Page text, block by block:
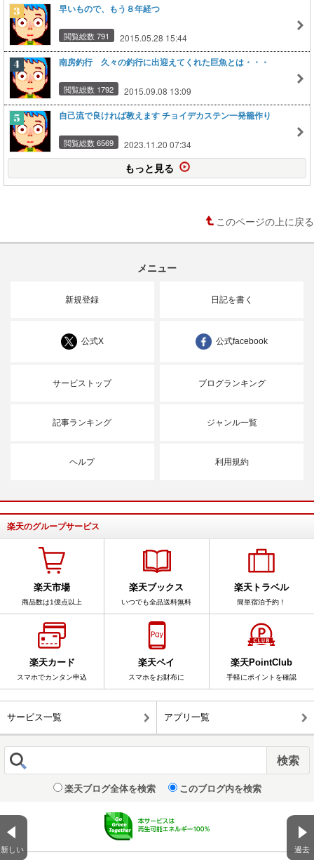
新しい 過去
早いもので、もう８年経つ
閲覧総数 791 2015.05.28 15:44
南房釣行 久々の釣行に出迎えてくれた巨魚とは・・・
閲覧総数 1792 2015.09.08 13:09
自己流で良ければ教えます チョイデカステン一発籠作り
閲覧総数 6569 2023.11.20 07:34
もっと見る
このページの上に戻る
メニュー
新規登録 日記を書く
公式X 公式facebook
サービストップ ブログランキング
記事ランキング ジャンル一覧
ヘルプ 利用規約
楽天のグループサービス
楽天市場
商品数は1億点以上
楽天ブックス
いつでも全品送料無料
楽天トラベル
簡単宿泊予約！
楽天カード
スマホでカンタン申込
楽天ペイ
スマホをお財布に
楽天PointClub
手軽にポイントを確認
サービス一覧 アプリ一覧
楽天ブログ全体を検索 このブログ内を検索